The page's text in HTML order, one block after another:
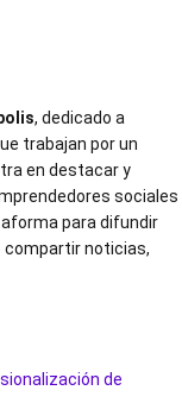
, dedicado a
trabajan por un
en destacar y
sociales
para difundir
compartir noticias,
de